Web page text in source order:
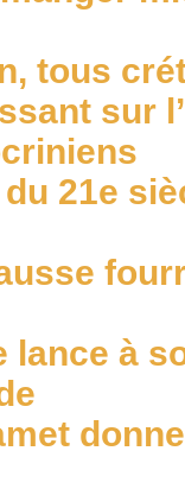
tous
sur
du 21e
lance à